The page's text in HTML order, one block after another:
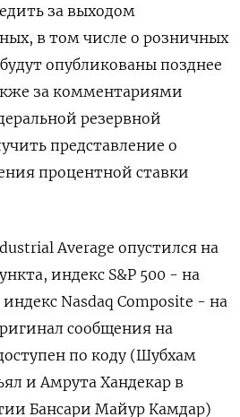
за выходом
в том числе о розничных
опубликованы позднее
за комментариями
резервной
представление о
процентной ставки
Average опустился на
индекс S&P 500 - на
Nasdaq Composite - на
сообщения на
по коду (Шубхам
и Амрута Хандекар в
Бансари Майур Камдар)